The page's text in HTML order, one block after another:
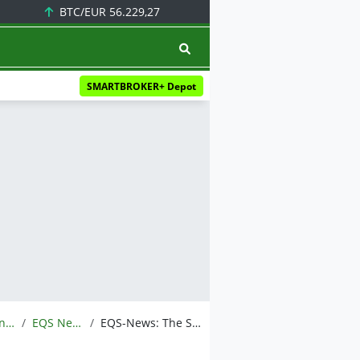
BTC/EUR 56.229,27
SMARTBROKER+ Depot
Meldungen EQS News EQS-News: The Stockholm District Court has approved Brödernas Group AB (publ) application for an extension of its company restructuring by an additional three months